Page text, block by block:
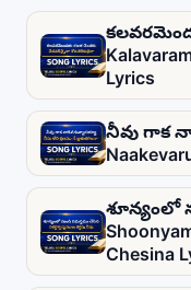
Lyrics
నీవు గాక
శూన్యంలో
Chesina